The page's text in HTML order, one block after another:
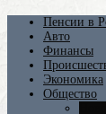
Пенсии в
Авто
Финансы
Экономика
Общество